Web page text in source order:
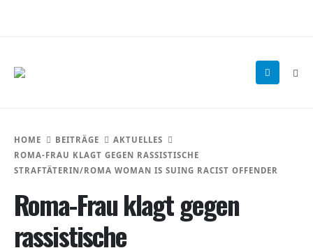
HOME BEITRÄGE
AKTUELLES
ROMA-FRAU KLAGT GEGEN RASSISTISCHE
STRAFTÄTERIN/ROMA WOMAN IS SUING RACIST OFFENDER
Roma-Frau klagt gegen
rassistische